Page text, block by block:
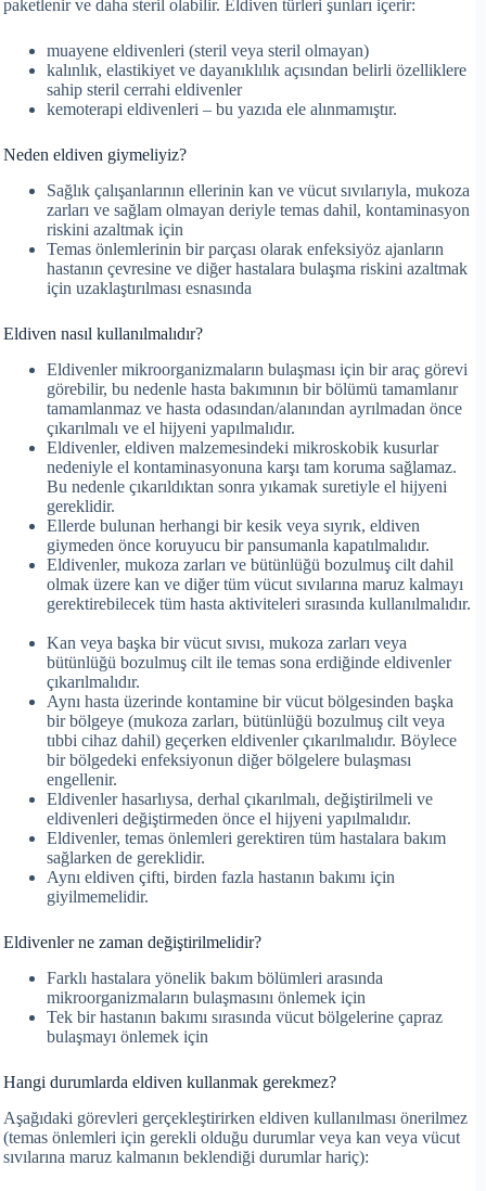
paketlenir ve daha steril olabilir. Eldiven türleri şunları içerir:
muayene eldivenleri (steril veya steril olmayan)
kalınlık, elastikiyet ve dayanıklılık açısından belirli özelliklere
sahip steril cerrahi eldivenler
kemoterapi eldivenleri – bu yazıda ele alınmamıştır.
Neden eldiven giymeliyiz?
Sağlık çalışanlarının ellerinin kan ve vücut sıvılarıyla, mukoza
zarları ve sağlam olmayan deriyle temas dahil, kontaminasyon
riskini azaltmak için
Temas önlemlerinin bir parçası olarak enfeksiyöz ajanların
hastanın çevresine ve diğer hastalara bulaşma riskini azaltmak
için uzaklaştırılması esnasında
Eldiven nasıl kullanılmalıdır?
Eldivenler mikroorganizmaların bulaşması için bir araç görevi
görebilir, bu nedenle hasta bakımının bir bölümü tamamlanır
tamamlanmaz ve hasta odasından/alanından ayrılmadan önce
çıkarılmalı ve el hijyeni yapılmalıdır.
Eldivenler, eldiven malzemesindeki mikroskobik kusurlar
nedeniyle el kontaminasyonuna karşı tam koruma sağlamaz.
Bu nedenle çıkarıldıktan sonra yıkamak suretiyle el hijyeni
gereklidir.
Ellerde bulunan herhangi bir kesik veya sıyrık, eldiven
giymeden önce koruyucu bir pansumanla kapatılmalıdır.
Eldivenler, mukoza zarları ve bütünlüğü bozulmuş cilt dahil
olmak üzere kan ve diğer tüm vücut sıvılarına maruz kalmayı
gerektirebilecek tüm hasta aktiviteleri sırasında kullanılmalıdır.
Kan veya başka bir vücut sıvısı, mukoza zarları veya
bütünlüğü bozulmuş cilt ile temas sona erdiğinde eldivenler
çıkarılmalıdır.
Aynı hasta üzerinde kontamine bir vücut bölgesinden başka
bir bölgeye (mukoza zarları, bütünlüğü bozulmuş cilt veya
tıbbi cihaz dahil) geçerken eldivenler çıkarılmalıdır. Böylece
bir bölgedeki enfeksiyonun diğer bölgelere bulaşması
engellenir.
Eldivenler hasarlıysa, derhal çıkarılmalı, değiştirilmeli ve
eldivenleri değiştirmeden önce el hijyeni yapılmalıdır.
Eldivenler, temas önlemleri gerektiren tüm hastalara bakım
sağlarken de gereklidir.
Aynı eldiven çifti, birden fazla hastanın bakımı için
giyilmemelidir.
Eldivenler ne zaman değiştirilmelidir?
Farklı hastalara yönelik bakım bölümleri arasında
mikroorganizmaların bulaşmasını önlemek için
Tek bir hastanın bakımı sırasında vücut bölgelerine çapraz
bulaşmayı önlemek için
Hangi durumlarda eldiven kullanmak gerekmez?
Aşağıdaki görevleri gerçekleştirirken eldiven kullanılması önerilmez
(temas önlemleri için gerekli olduğu durumlar veya kan veya vücut
sıvılarına maruz kalmanın beklendiği durumlar hariç):